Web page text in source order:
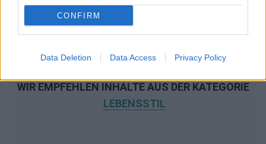
CONFIRM
Data Deletion Data Access Privacy Policy
WIR EMPFEHLEN INHALTE AUS DER KATEGORIE
LEBENSSTIL